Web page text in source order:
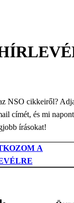
NSO cikkeiről?
címét, és mi
írásokat!
A